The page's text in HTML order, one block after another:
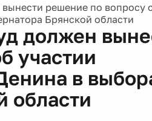
решение по вопросу
Брянской области
должен
участии
в
области